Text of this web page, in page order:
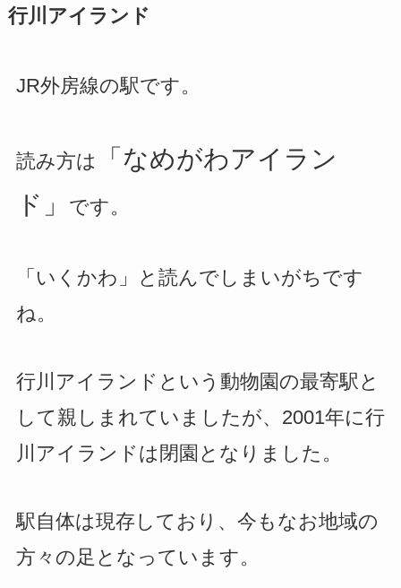
行川アイランド
JR外房線の駅です。
読み方は
「なめがわアイラン
ド」
です。
「いくかわ」と読んでしまいがちです
ね。
行川アイランドという動物園の最寄駅と
して親しまれていましたが、2001年に行
川アイランドは閉園となりました。
駅自体は現存しており、今もなお地域の
方々の足となっています。